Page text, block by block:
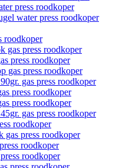
press roodkoper
water press roodkoper
roodkoper
gas press roodkoper
press roodkoper
gas press roodkoper
gas press roodkoper
press roodkoper
press roodkoper
gas press roodkoper
roodkoper
gas press roodkoper
roodkoper
roodkoper